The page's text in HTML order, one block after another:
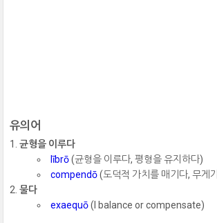
유의어
균형을 이루다
lībrō(균형을 이루다, 평형을 유지하다)
compendō(도덕적 가치를 매기다, 무게
물다
exaequō(I balance or compensate)